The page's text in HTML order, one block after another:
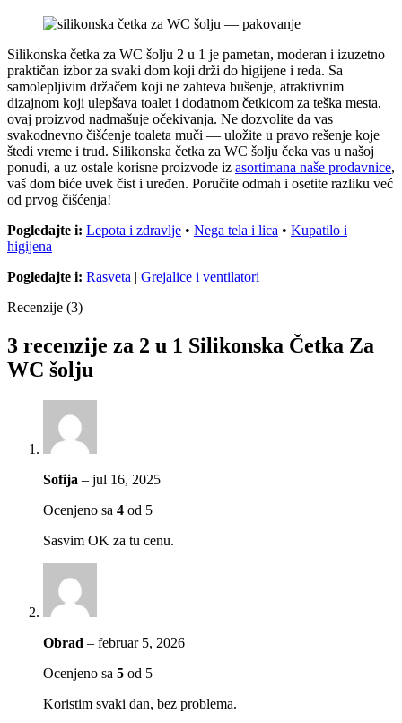
Silikonska četka za WC šolju 2 u 1 je pametan, moderan i izuzetno
praktičan izbor za svaki dom koji drži do higijene i reda. Sa
samolepljivim držačem koji ne zahteva bušenje, atraktivnim
dizajnom koji ulepšava toalet i dodatnom četkicom za teška mesta,
ovaj proizvod nadmašuje očekivanja. Ne dozvolite da vas
svakodnevno čišćenje toaleta muči — uložite u pravo rešenje koje
štedi vreme i trud. Silikonska četka za WC šolju čeka vas u našoj
ponudi, a uz ostale korisne proizvode iz asortimana naše prodavnice,
vaš dom biće uvek čist i uređen. Poručite odmah i osetite razliku već
od prvog čišćenja!
Pogledajte i: Lepota i zdravlje • Nega tela i lica • Kupatilo i
higijena
Pogledajte i: Rasveta | Grejalice i ventilatori
Recenzije (3)
3 recenzije za 2 u 1 Silikonska Četka Za
WC šolju
Sofija – jul 16, 2025
Ocenjeno sa 4 od 5
Sasvim OK za tu cenu.
Obrad – februar 5, 2026
Ocenjeno sa 5 od 5
Koristim svaki dan, bez problema.